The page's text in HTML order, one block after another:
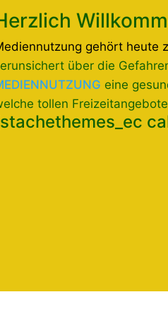
gehört heute
über die
eine
tollen